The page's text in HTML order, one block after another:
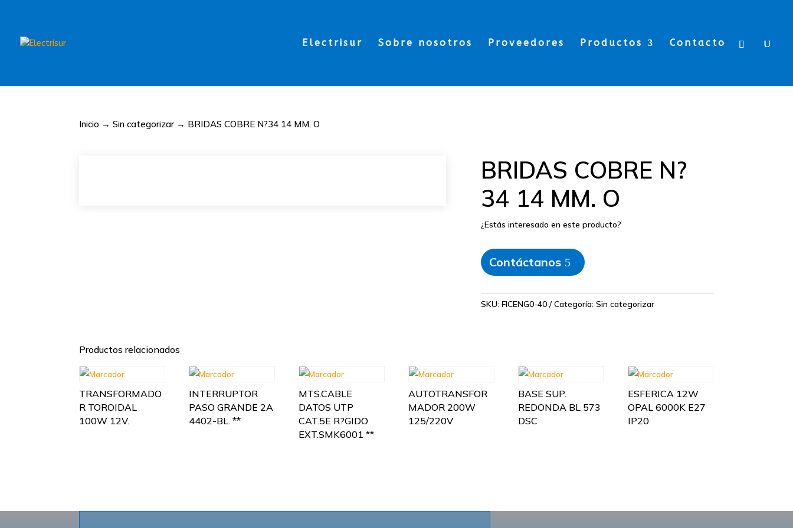
Electrisur Sobre nosotros Proveedores Productos Contacto
Inicio →Sin categorizar → BRIDAS COBRE N?34 14 MM. O
BRIDAS COBRE N?
34 14 MM. O
¿Estás interesado en este producto?
Contáctanos
SKU: FICENG0-40 Categoría: Sin categorizar
Productos relacionados
TRANSFORMADO
R TOROIDAL
100W 12V.
INTERRUPTOR
PASO GRANDE 2A
4402-BL. **
MTS.CABLE
DATOS UTP
CAT.5E R?GIDO
EXT.SMK6001 **
AUTOTRANSFOR
MADOR 200W
125/220V
BASE SUP.
REDONDA BL 573
DSC
ESFERICA 12W
OPAL 6000K E27
IP20